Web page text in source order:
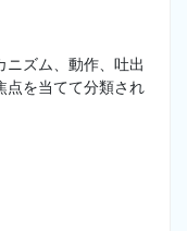
ニズム、動作、吐出
点を当てて分類され